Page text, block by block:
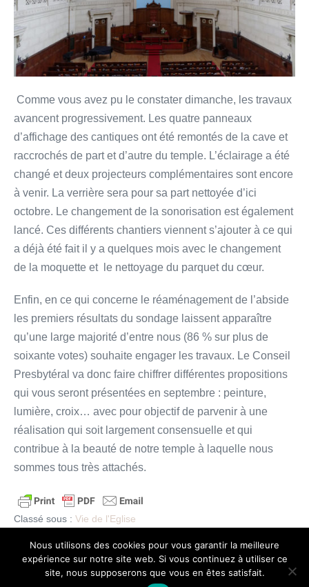
Comme vous avez pu le constater dimanche, les travaux
avancent progressivement. Les quatre panneaux
d’affichage des cantiques ont été remontés de la cave et
raccrochés de part et d’autre du temple. L’éclairage a été
changé et deux projecteurs complémentaires sont encore
à venir. La verrière sera pour sa part nettoyée d’ici
octobre. Le changement de la sonorisation est également
lancé. Ces différents chantiers viennent s’ajouter à ce qui
a déjà été fait il y a quelques mois avec le changement
de la moquette et le nettoyage du parquet du cœur.
Enfin, en ce qui concerne le réaménagement de l’abside
les premiers résultats du sondage laissent apparaître
qu’une large majorité d’entre nous (86 % sur plus de
soixante votes) souhaite engager les travaux. Le Conseil
Presbytéral va donc faire chiffrer différentes propositions
qui vous seront présentées en septembre : peinture,
lumière, croix… avec pour objectif de parvenir à une
réalisation qui soit largement consensuelle et qui
contribue à la beauté de notre temple à laquelle nous
sommes tous très attachés.
Classé sous : Vie de l'Eglise
Navigation
d’article
← Article précédent Article suivant →
Nous utilisons des cookies pour vous garantir la meilleure
expérience sur notre site web. Si vous continuez à utiliser ce
site, nous supposerons que vous en êtes satisfait.